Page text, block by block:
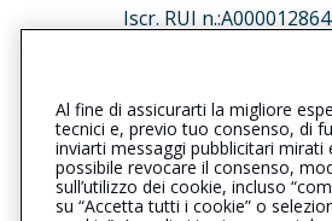
Iscr. RUI
al seguentelink
Privacy | Cookie
Al fine di assicurarti la migliore
tecnici e, previo tuo consenso, di
inviarti messaggi pubblicitari
possibile revocare il consenso,
sull’utilizzo dei cookie, incluso
su “Accetta tutti i cookie” o